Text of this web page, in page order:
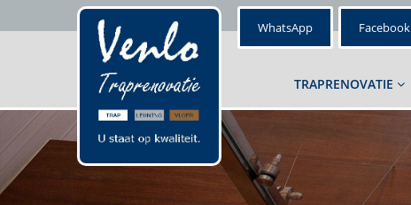
WhatsApp Facebook
TRAPRENOVATIE